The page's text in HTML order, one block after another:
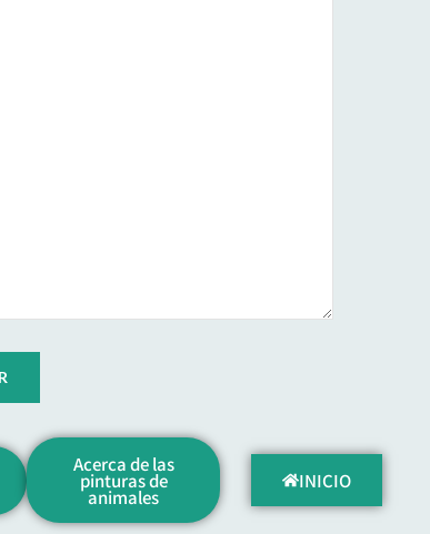
Acerca de las
pinturas de
animales
INICIO